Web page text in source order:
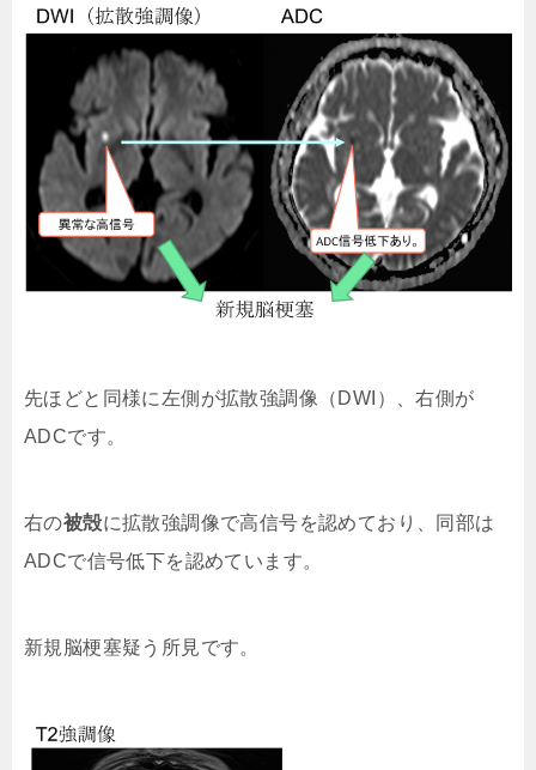
先ほどと同様に左側が拡散強調像（DWI）、右側が
ADCです。
右の被殻に拡散強調像で高信号を認めており、同部は
ADCで信号低下を認めています。
新規脳梗塞疑う所見です。